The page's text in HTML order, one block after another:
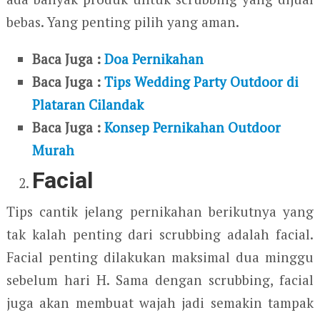
bebas. Yang penting pilih yang aman.
Baca Juga :Doa Pernikahan
Baca Juga :Tips Wedding Party Outdoor di
Plataran Cilandak
Baca Juga :Konsep Pernikahan Outdoor
Murah
Facial
Tips cantik jelang pernikahan berikutnya yang
tak kalah penting dari scrubbing adalah facial.
Facial penting dilakukan maksimal dua minggu
sebelum hari H. Sama dengan scrubbing, facial
juga akan membuat wajah jadi semakin tampak